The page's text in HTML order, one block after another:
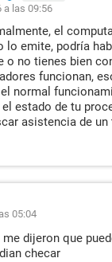
a las 09:56
el
lo emite, podría
o no tienes bien
funcionan,
normal
estado de tu
asistencia de un
05:04
dijeron que
checar